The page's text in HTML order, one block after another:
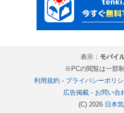
表示： モバイ
※PCの閲覧は一部
利用規約 - プライバシーポリ
広告掲載- お問い合
(C) 2026 日本